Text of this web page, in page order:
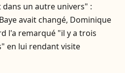
dans un autre univers" :
avait changé, Dominique
l'a remarqué "il y a trois
en lui rendant visite